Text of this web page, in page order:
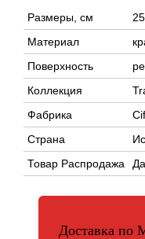
Размеры, см
Материал
Поверхность
Коллекция
Фабрика
Страна
Товар Распродажа
Да
Доставка по